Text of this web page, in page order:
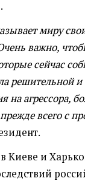
миру
важно,
сейчас
решительной и
на агрессора,
всего с
Киеве и